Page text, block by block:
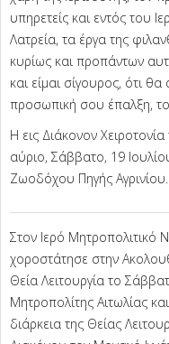
υπηρετείς και εντός του
Λατρεία, τα έργα της
κυρίως και προπάντων
και είμαι σίγουρος, ότι
προσωπική σου έπαλξη,
Η εις Διάκονον
αύριο, Σάββατο, 19
Ζωοδόχου Πηγής Αγρινίου.
Στον Ιερό
χοροστάτησε στην
Θεία Λειτουργία το
Μητροπολίτης Αιτωλίας
διάρκεια της Θείας